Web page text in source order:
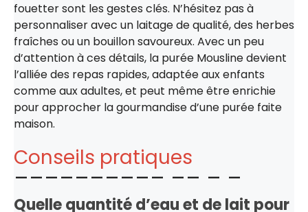
fouetter sont les gestes clés. N’hésitez pas à
personnaliser avec un laitage de qualité, des herbes
fraîches ou un bouillon savoureux. Avec un peu
d’attention à ces détails, la purée Mousline devient
l’alliée des repas rapides, adaptée aux enfants
comme aux adultes, et peut même être enrichie
pour approcher la gourmandise d’une purée faite
maison.
Conseils pratiques
Quelle quantité d’eau et de lait pour